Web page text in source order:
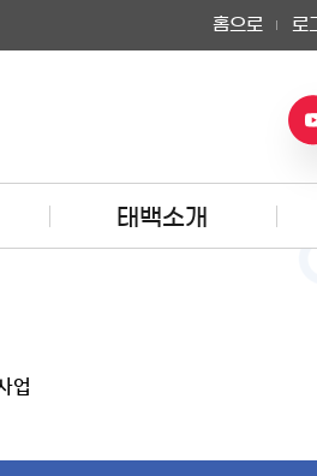
홈으로 로
태백소개
업